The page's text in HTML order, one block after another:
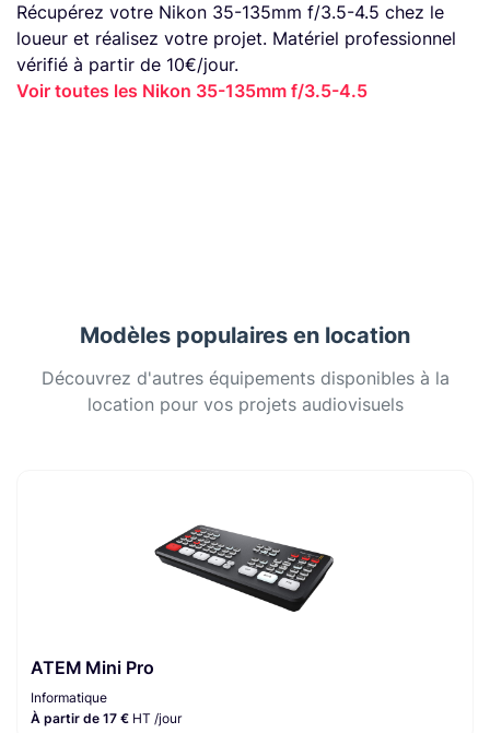
Récupérez votre Nikon 35-135mm f/3.5-4.5 chez le
loueur et réalisez votre projet. Matériel professionnel
vérifié à partir de 10€/jour.
Voir toutes les Nikon 35-135mm f/3.5-4.5
Modèles populaires en location
Découvrez d'autres équipements disponibles à la
location pour vos projets audiovisuels
ATEM Mini Pro
Informatique
À partir de 17 € HT /jour